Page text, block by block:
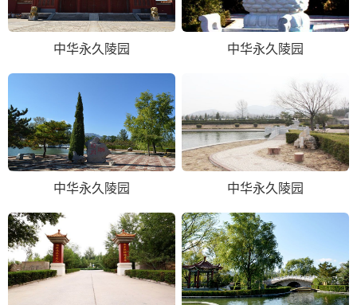
中华永久陵园 中华永久陵园
中华永久陵园 中华永久陵园